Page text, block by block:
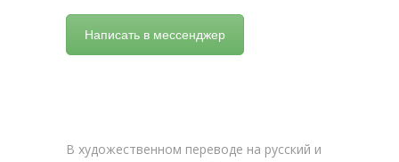
Написать в мессенджер
В художественном переводе на русский и